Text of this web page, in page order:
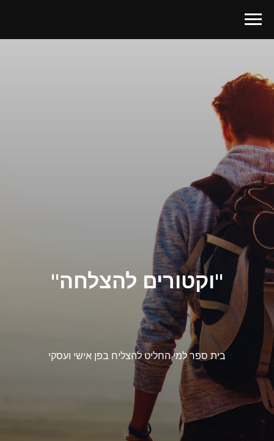
"וקטורים להצלחה"
בית ספר למי החליט להצליח בפן אישי ועסקי